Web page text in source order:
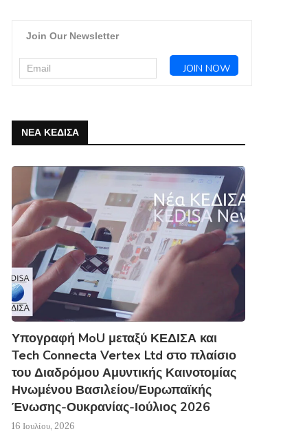
Join Our Newsletter
ΝΕΑ ΚΕΔΙΣΑ
Υπογραφή MoU μεταξύ ΚΕΔΙΣΑ και
Tech Connecta Vertex Ltd στο πλαίσιο
του Διαδρόμου Αμυντικής Καινοτομίας
Ηνωμένου Βασιλείου/Ευρωπαϊκής
Ένωσης-Ουκρανίας-Ιούλιος 2026
16 Ιουλίου, 2026